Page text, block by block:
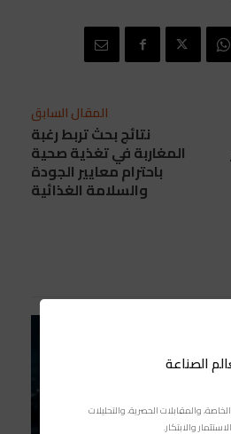
المقال السابق
نتائج بحث تربط رغبة
المغاربة في تغذية صحية
باحترام معايير الجودة
والسلامة الغذائية
الصناعة
الخاصة، والمقابلات الحصرية، والتحليلات
والابتكار.